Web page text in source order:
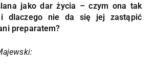
jako dar życia – czym ona tak
dlaczego nie da się jej zastąpić
preparatem?